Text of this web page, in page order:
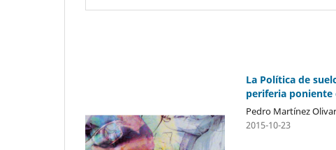
La Política de
periferia poniente
Pedro Martínez
2015-10-23